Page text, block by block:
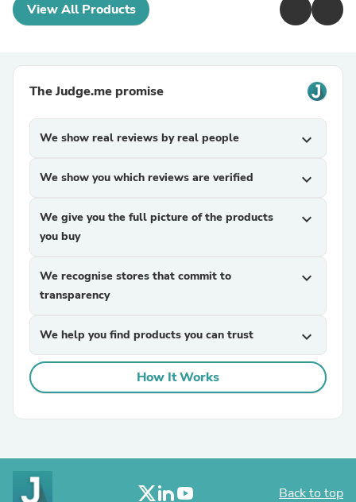
View All Products
The Judge.me promise
We show real reviews by real people expand_more
We show you which reviews are verified expand_more
We give you the full picture of the products
you buy
expand_more
We recognise stores that commit to
transparency
expand_more
We help you find products you can trust expand_more
How It Works
Back to top